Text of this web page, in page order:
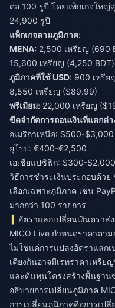
ต่อ 100 รูปี โดยแพ็กเกจใหญ่
24,900 รูปี
แพ็กเกจตามภูมิภาค:
MENA: 2,500 เหรียญ (690
15,600 เหรียญ (4,250 BDT)
ภูมิภาคที่ใช้ USD: 900 เหรีย
8,550 เหรียญ ($89.99)
พรีเมียม: 22,000 เหรียญ
ขีดจำกัดการถอนเงินที่แตกต่า
อเมริกาเหนือ: $500-$3,000
ยุโรป: €400-€2,500
เอเชียแปซิฟิก: $300-$2,000
วิธีการชำระเงินประกอบด้วย
เลือกเฉพาะภูมิภาค เช่น
มากกว่า 100 รายการ
อัตราแลกเปลี่ยนเงินตราส่
MICO Live กำหนดราคาตา
ไม่ใช่แค่การแปลงอัตราแลก
เคียงกันอาจมีเรทราคาเหรี
และต้นทุนโครงสร้างพื้นฐาน
อธิบายการเปลี่ยนภูมิภาค
การเปลี่ยนภูมิภาคคือการเป